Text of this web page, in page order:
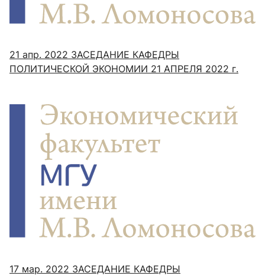
21 апр. 2022 ЗАСЕДАНИЕ КАФЕДРЫ
ПОЛИТИЧЕСКОЙ ЭКОНОМИИ 21 АПРЕЛЯ 2022 г.
17 мар. 2022 ЗАСЕДАНИЕ КАФЕДРЫ